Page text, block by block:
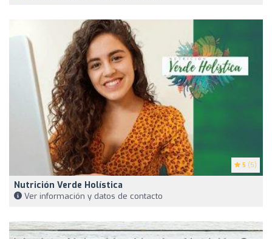
5 (5)
Nutrición Verde Holística
Ver información y datos de contacto